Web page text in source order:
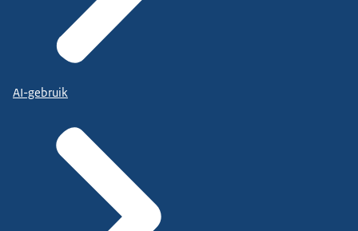
AI-gebruik